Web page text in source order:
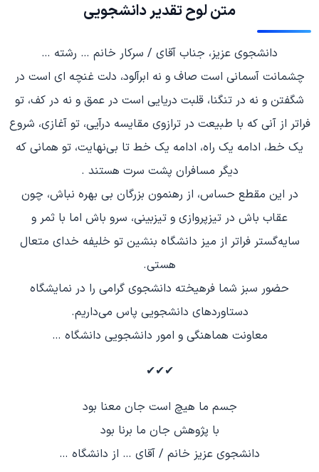
متن لوح تقدیر دانشجویی
دانشجوی عزیز، جناب آقای / سرکار خانم … رشته …
چشمانت آسمانی است صاف و نه ابرآلود، دلت غنچه ای است در
شگفتن و نه در تنگنا، قلبت دریایی است در عمق و نه در کف، تو
فراتر از آنی که با طبیعت در ترازوی مقایسه درآیی، تو آغازی، شروع
یک خط، ادامه یک راه، ادامه یک خط تا بی‌نهایت، تو همانی که
دیگر مسافران پشت سرت هستند .
در این مقطع حساس، از رهنمون بزرگان بی بهره نباش، چون
عقاب باش در تیزپروازی و تیزبینی، سرو باش اما با ثمر و
سایه‌گستر فراتر از میز دانشگاه بنشین تو خلیفه خدای متعال
هستی.
حضور سبز شما فرهیخته دانشجوی گرامی را در نمایشگاه
دستاوردهای دانشجویی پاس می‌داریم.
معاونت هماهنگی و امور دانشجویی دانشگاه …
✔✔✔
جسم ما هیچ است جان معنا بود
با پژوهش جان ما برنا بود
دانشجوی عزیز خانم / آقای … از دانشگاه …